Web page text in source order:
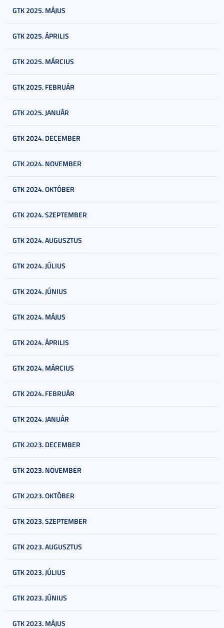
GTK 2025. MÁJUS
GTK 2025. ÁPRILIS
GTK 2025. MÁRCIUS
GTK 2025. FEBRUÁR
GTK 2025. JANUÁR
GTK 2024. DECEMBER
GTK 2024. NOVEMBER
GTK 2024. OKTÓBER
GTK 2024. SZEPTEMBER
GTK 2024. AUGUSZTUS
GTK 2024. JÚLIUS
GTK 2024. JÚNIUS
GTK 2024. MÁJUS
GTK 2024. ÁPRILIS
GTK 2024. MÁRCIUS
GTK 2024. FEBRUÁR
GTK 2024. JANUÁR
GTK 2023. DECEMBER
GTK 2023. NOVEMBER
GTK 2023. OKTÓBER
GTK 2023. SZEPTEMBER
GTK 2023. AUGUSZTUS
GTK 2023. JÚLIUS
GTK 2023. JÚNIUS
GTK 2023. MÁJUS